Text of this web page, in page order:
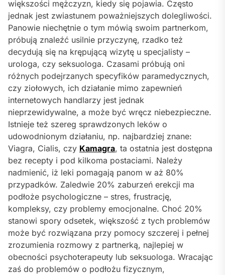
większości mężczyzn, kiedy się pojawia. Często
jednak jest zwiastunem poważniejszych dolegliwości.
Panowie niechętnie o tym mówią swoim partnerkom,
próbują znaleźć usilnie przyczynę, rzadko też
decydują się na krępującą wizytę u specjalisty –
urologa, czy seksuologa. Czasami próbują oni
różnych podejrzanych specyfików paramedycznych,
czy ziołowych, ich działanie mimo zapewnień
internetowych handlarzy jest jednak
nieprzewidywalne, a może być wręcz niebezpieczne.
Istnieje też szereg sprawdzonych leków o
udowodnionym działaniu, np. najbardziej znane:
Viagra, Cialis, czy Kamagra, ta ostatnia jest dostępna
bez recepty i pod kilkoma postaciami. Należy
nadmienić, iż leki pomagają panom w aż 80%
przypadków. Zaledwie 20% zaburzeń erekcji ma
podłoże psychologiczne – stres, frustrację,
kompleksy, czy problemy emocjonalne. Choć 20%
stanowi spory odsetek, większość z tych problemów
może być rozwiązana przy pomocy szczerej i pełnej
zrozumienia rozmowy z partnerką, najlepiej w
obecności psychoterapeuty lub seksuologa. Wracając
zaś do problemów o podłożu fizycznym,